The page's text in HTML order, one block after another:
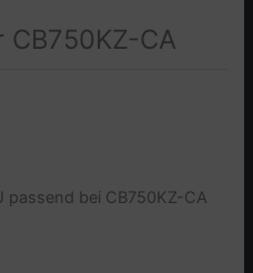
CB750KZ-CA
passend bei CB750KZ-CA